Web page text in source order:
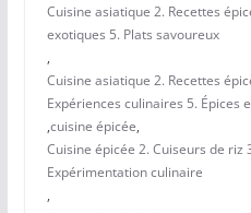
Cuisine asiatique 2. Recettes
exotiques 5. Plats savoureux
,
Cuisine asiatique 2. Recettes
Expériences culinaires 5. Épices
,cuisine épicée,
Cuisine épicée 2. Cuiseurs de riz
Expérimentation culinaire
,